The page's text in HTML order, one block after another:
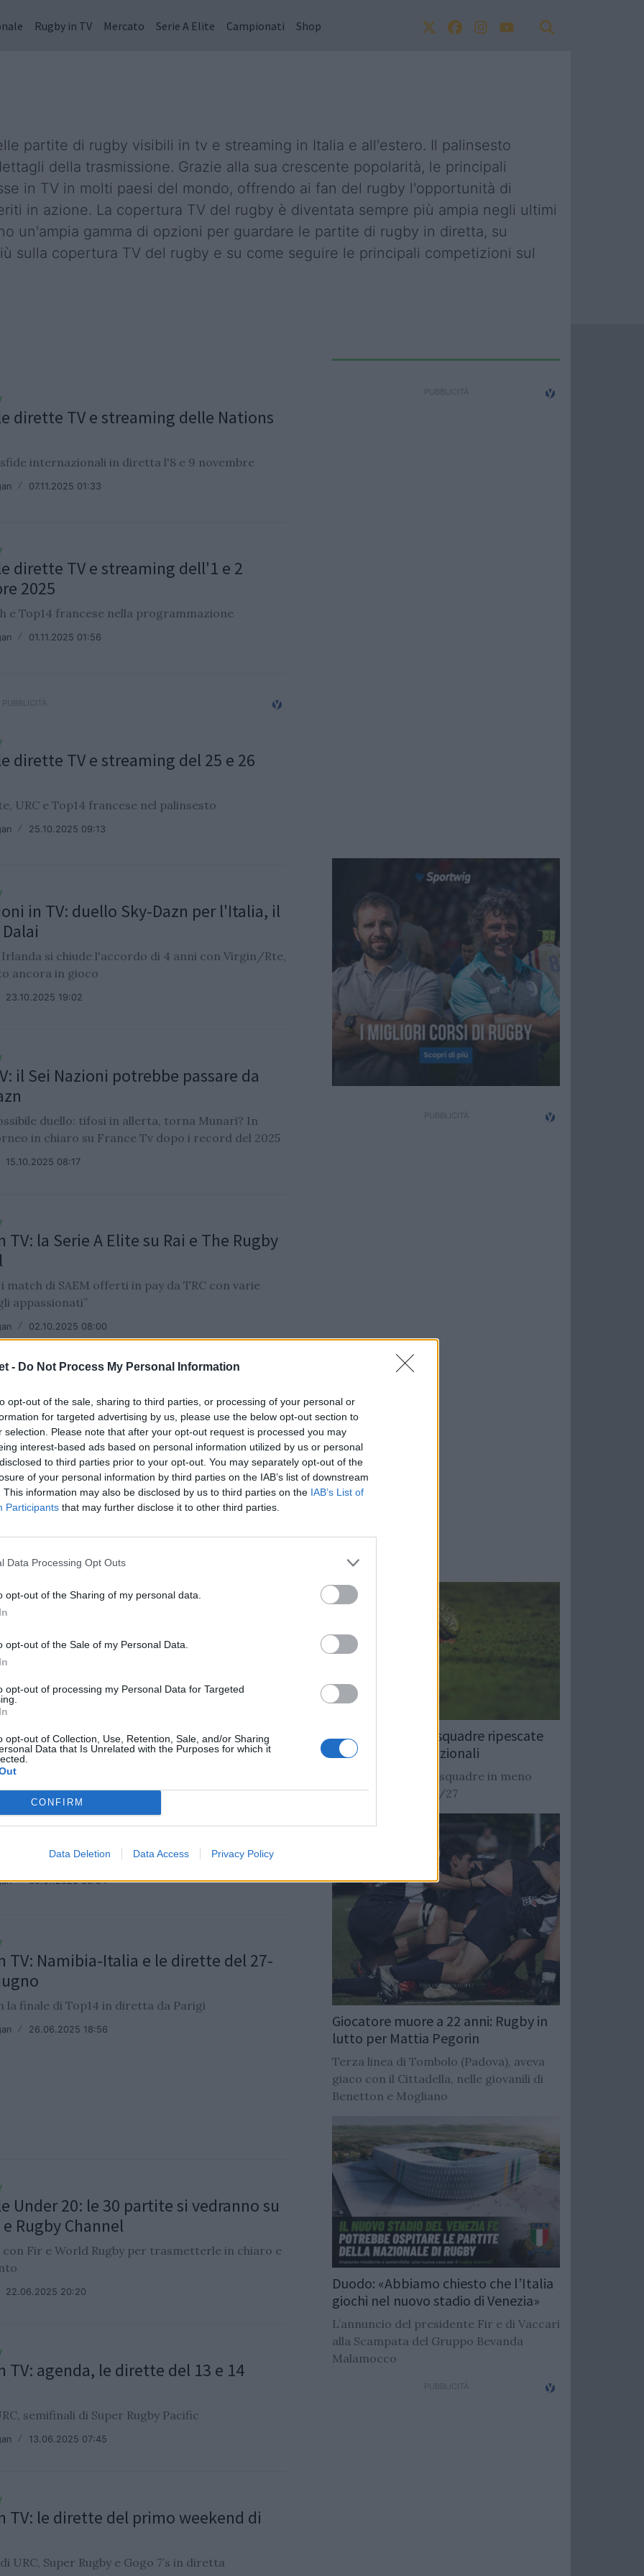
- Do Not Process My Personal Information
opt-out of the sale, sharing to third parties, or processing of your personal or
for targeted advertising by us, please use the below opt-out section to
selection. Please note that after your opt-out request is processed you may
interest-based ads based on personal information utilized by us or personal
to third parties prior to your opt-out. You may separately opt-out of the
of your personal information by third parties on the IAB’s list of downstream
This information may also be disclosed by us to third parties on the IAB’s List of
Participants that may further disclose it to other third parties.
Data Processing Opt Outs
opt-out of the Sharing of my personal data.
opt-out of the Sale of my Personal Data.
opt-out of processing my Personal Data for Targeted
opt-out of Collection, Use, Retention, Sale, and/or Sharing
Data that Is Unrelated with the Purposes for which it
CONFIRM
Data Deletion Data Access Privacy Policy
Rugby in TV Mercato Serie A Elite Campionati Shop
partite di rugby visibili in tv e streaming in Italia e all'estero. Il palinsesto
della trasmissione. Grazie alla sua crescente popolarità, le principali
in TV in molti paesi del mondo, offrendo ai fan del rugby l'opportunità di
in azione. La copertura TV del rugby è diventata sempre più ampia negli ultimi
un'ampia gamma di opzioni per guardare le partite di rugby in diretta, su
sulla copertura TV del rugby e su come seguire le principali competizioni sul
dirette TV e streaming delle Nations
internazionali in diretta l'8 e 9 novembre
/ 07.11.2025 01:33
dirette TV e streaming dell'1 e 2
2025
e Top14 francese nella programmazione
/ 01.11.2025 01:56
dirette TV e streaming del 25 e 26
URC e Top14 francese nel palinsesto
/ 25.10.2025 09:13
in TV: duello Sky-Dazn per l'Italia, il
si chiude l'accordo di 4 anni con Virgin/Rte,
ancora in gioco
23.10.2025 19:02
il Sei Nazioni potrebbe passare da
duello: tifosi in allerta, torna Munari? In
in chiaro su France Tv dopo i record del 2025
15.10.2025 08:17
TV: la Serie A Elite su Rai e The Rugby
i match di SAEM offerti in pay da TRC con varie
appassionati”
/ 02.10.2025 08:00
TV: le dirette di sabato 19 luglio
TV: le dirette del 12 e 14 luglio 2025
e Test match internazionali nel palinsesto
TV: le dirette del primo fine settimana
internazionali in diretta
/ 05.07.2025 08:54
TV: Namibia-Italia e le dirette del 27-
la finale di Top14 in diretta da Parigi
/ 26.06.2025 18:56
Under 20: le 30 partite si vedranno su
e Rugby Channel
Fir e World Rugby per trasmetterle in chiaro e
22.06.2025 20:20
TV: agenda, le dirette del 13 e 14
semifinali di Super Rugby Pacific
/ 13.06.2025 07:45
TV: le dirette del primo weekend di
URC, Super Rugby e Gogo 7’s in diretta
Rugby: Record di squadre ripescate
nei campionati nazionali
Si stimano oltre 20 squadre in meno
dalla stagione 2026/27
Giocatore muore a 22 anni: Rugby in
lutto per Mattia Pegorin
Terza linea di Tombolo (Padova), aveva
giaco con il Cittadella, nelle giovanili di
Benetton e Mogliano
Duodo: «Abbiamo chiesto che l’Italia
giochi nel nuovo stadio di Venezia»
L’annuncio del presidente Fir e di Vaccari
alla Scampata del Gruppo Bevanda
Malamocco